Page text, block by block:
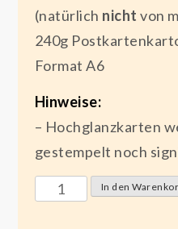
(natürlich nicht von
240g
Format A6
Hinweise:
– Hochglanzkarten
gestempelt noch
Aushangfahrplan
In den